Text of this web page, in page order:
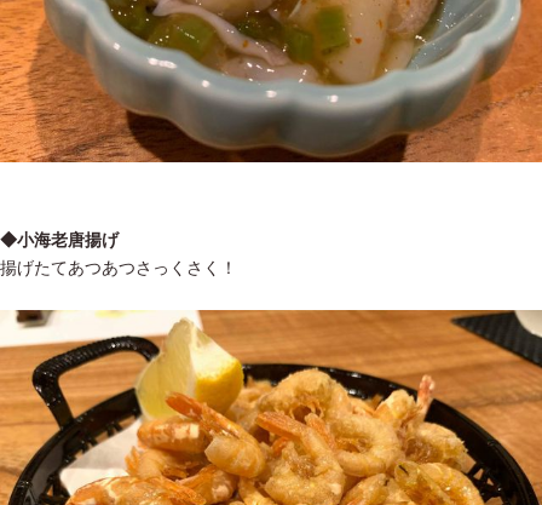
◆小海老唐揚げ
揚げたてあつあつさっくさく！